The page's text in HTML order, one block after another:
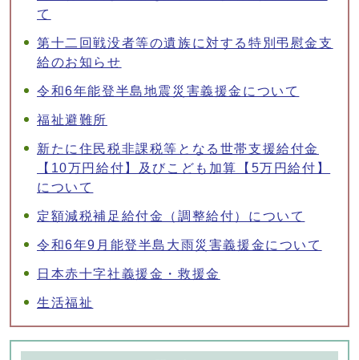
て
第十二回戦没者等の遺族に対する特別弔慰金支
給のお知らせ
令和6年能登半島地震災害義援金について
福祉避難所
新たに住民税非課税等となる世帯支援給付金
【10万円給付】及びこども加算【5万円給付】
について
定額減税補足給付金（調整給付）について
令和6年9月能登半島大雨災害義援金について
日本赤十字社義援金・救援金
生活福祉